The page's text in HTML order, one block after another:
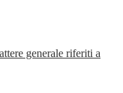
generale riferiti a